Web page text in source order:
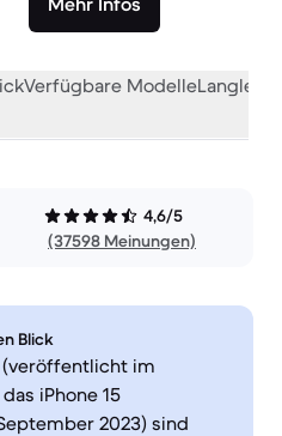
Verfügbare Modelle
4,6/5
(37598 Meinungen)
Blick
(veröffentlicht im
iPhone 15
2023) sind